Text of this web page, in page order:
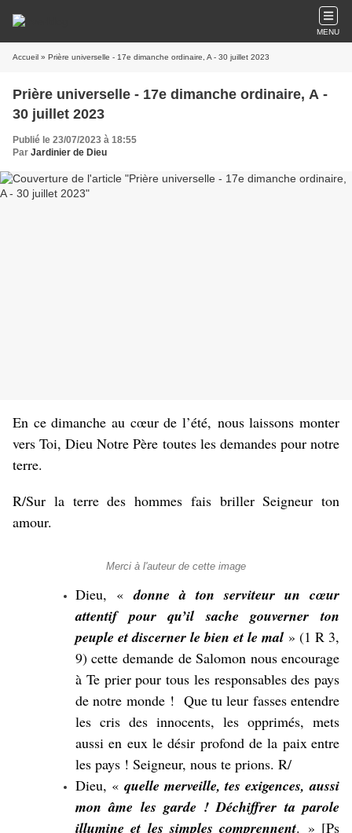
MENU
Accueil » Prière universelle - 17e dimanche ordinaire, A - 30 juillet 2023
Prière universelle - 17e dimanche ordinaire, A -
30 juillet 2023
Publié le 23/07/2023 à 18:55
Par Jardinier de Dieu
En ce dimanche au cœur de l’été, nous laissons monter
vers Toi, Dieu Notre Père toutes les demandes pour notre
terre.
R/Sur la terre des hommes fais briller Seigneur ton
amour.
Merci à l'auteur de cette image
Dieu, «donne à ton serviteur un cœur
attentif pour qu’il sache gouverner ton
peuple et discerner le bien et le mal » (1 R 3,
9) cette demande de Salomon nous encourage
à Te prier pour tous les responsables des pays
de notre monde ! Que tu leur fasses entendre
les cris des innocents, les opprimés, mets
aussi en eux le désir profond de la paix entre
les pays ! Seigneur, nous te prions. R/
Dieu, « quelle merveille, tes exigences, aussi
mon âme les garde ! Déchiffrer ta parole
illumine et les simples comprennent. » [Ps